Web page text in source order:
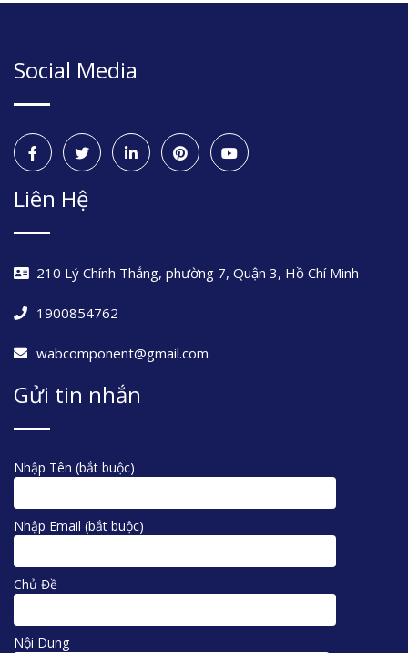
Social Media
Liên Hệ
210 Lý Chính Thắng, phường 7, Quận 3, Hồ Chí Minh
1900854762
wabcomponent@gmail.com
Gửi tin nhắn
Nhập Tên (bắt buộc)
Nhập Email (bắt buộc)
Chủ Đề
Nội Dung